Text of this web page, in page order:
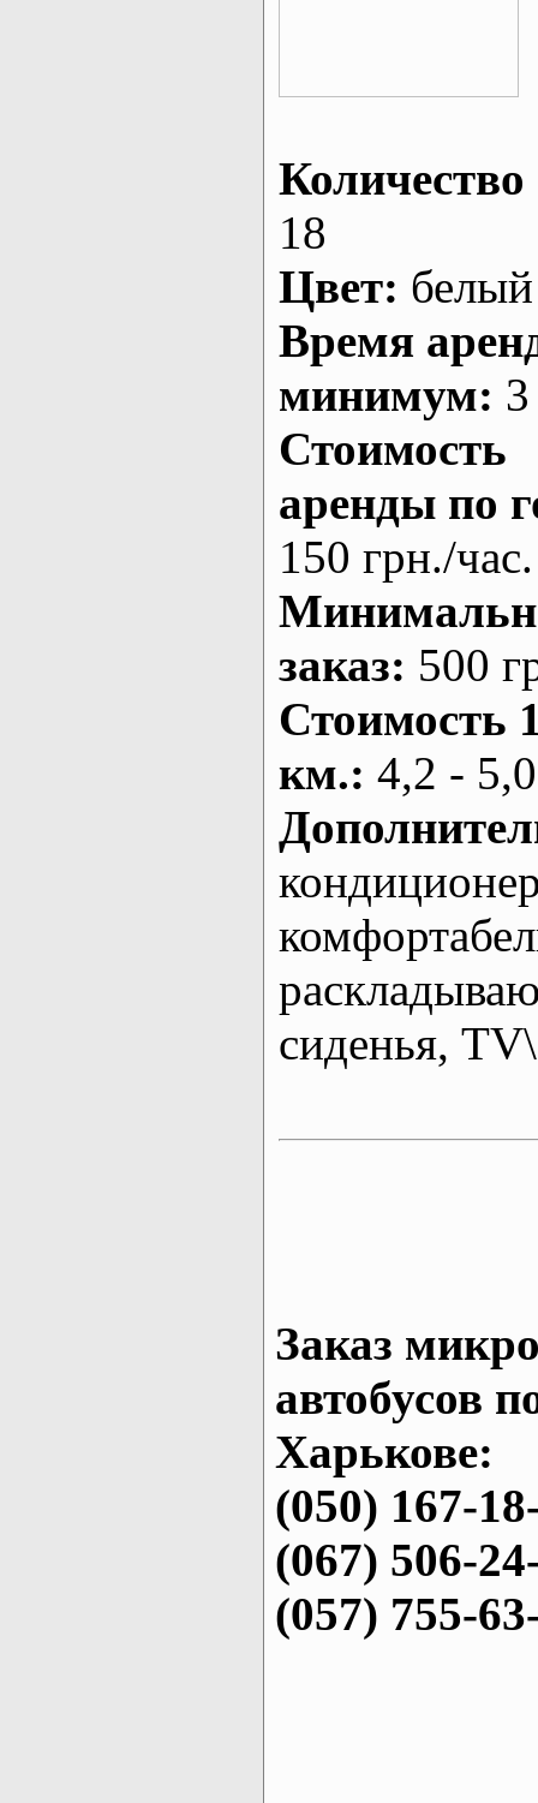
Количество
18
Цвет: белый
Время
минимум:
Стоимость
аренды по
150 грн./час.
заказ: 500
Стоимость
км.: 4,2 -
сиденья,
Заказ
автобусов
Харькове:
(050) 167-
(067) 506-
(057) 755-